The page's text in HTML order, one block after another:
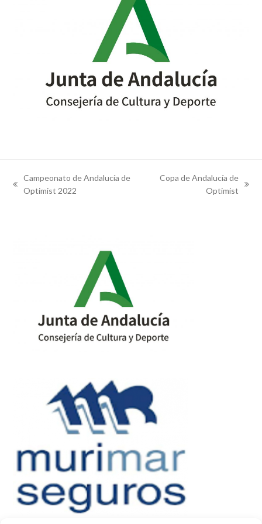
previous
Campeonato de Andalucía de
Optimist 2022
Copa de Andalucía de
Optimist